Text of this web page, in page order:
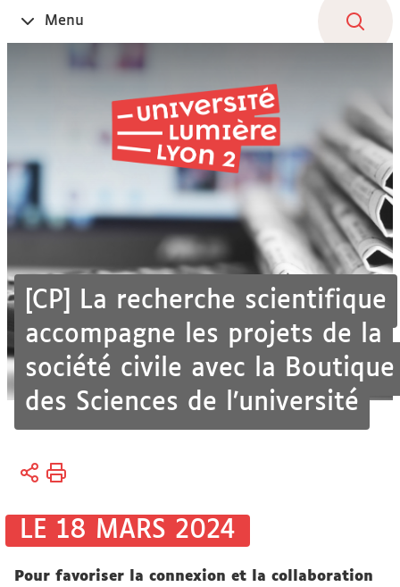
Ouvrir
le
Menu
[CP] La recherche scientifique
accompagne les projets de la
société civile avec la Boutique
des Sciences de l’université
Vous
Accueil
Presse
Médias
LE 18 MARS 2024
Pour favoriser la connexion et la collaboration